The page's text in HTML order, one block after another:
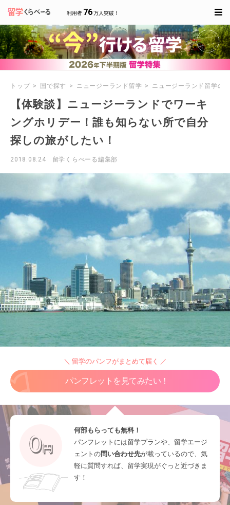
利用者 76万人突破！
トップ 国で探す ニュージーランド留学 ニュージーランド留学の
【体験談】ニュージーランドでワーキ
ングホリデー！誰も知らない所で自分
探しの旅がしたい！
2018.08.24 留学くらべーる編集部
＼ 留学のパンフがまとめて届く ／
パンフレットを見てみたい！
何部もらっても無料！
パンフレットには留学プランや、留学エージ
ェントの問い合わせ先が載っているので、気
軽に質問すれば、留学実現がぐっと近づきま
す！